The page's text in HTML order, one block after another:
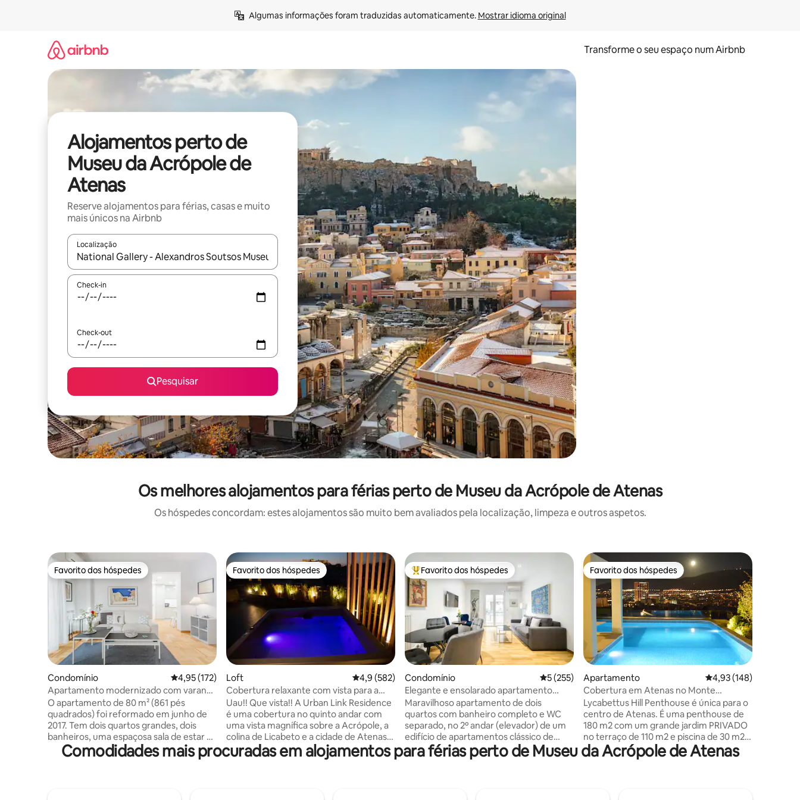
Algumas informações foram traduzidas automaticamente. Mostrar idioma original
Transforme o seu espaço num Airbnb
Alojamentos perto de
Museu da Acrópole de
Atenas
Reserve alojamentos para férias, casas e muito
mais únicos na Airbnb
Localização
Quando os resultados estiverem disponíveis, navegue com as teclas de seta para cima e para baixo ou explore com gestos de toque ou deslize.
Check-in
Check-out
Pesquisar
Os melhores alojamentos para férias perto de Museu da Acrópole de Atenas
Os hóspedes concordam: estes alojamentos são muito bem avaliados pela localização, limpeza e outros aspetos.
Favorito dos hóspedes
Favorito dos hóspedes
Condomínio Classificação média de 4,95 em 5 estrelas, 172avaliações
4,95 (172)
Apartamento modernizado com varanda
privativa
O apartamento de 80 m² (861 pés
quadrados) foi reformado em junho de
2017. Tem dois quartos grandes, dois
banheiros, uma espaçosa sala de estar e
um banheiro maior do que a média. A
cozinha está equipada com todos os
Favorito dos hóspedes
Favorito dos hóspedes
Loft Classificação média de 4,9 em 5 estrelas, 582avaliações
4,9 (582)
Cobertura relaxante com vista para a
Acrópole e jacuzzi
Uau!! Que vista!! A Urban Link Residence
é uma cobertura no quinto andar com
uma vista magnífica sobre a Acrópole, a
colina de Licabeto e a cidade de Atenas.
Um espaço verdadeiramente único em
uma localização perfeita com um design
Favoritos dos hóspedes mais apreciados
Favorito dos hóspedes
Condomínio Classificação média de 5 em 5 estrelas, 255avaliações
5 (255)
Elegante e ensolarado apartamento
novo de 2 quartos no centro de Atenas
Maravilhoso apartamento de dois
quartos com banheiro completo e WC
separado, no 2º andar (elevador) de um
edifício de apartamentos clássico de
Atenas. No elegante Pagrati, uma
caminhada confortável do centro e das
Favorito dos hóspedes
Favorito dos hóspedes
Apartamento Classificação média
4,93 (148)
Cobertura em Atenas no Monte
Licabeto com piscina no terraço
Lycabettus Hill Penthouse é única para o
centro de Atenas. É uma penthouse de
180 m2 com um grande jardim PRIVADO
no terraço de 110 m2 e piscina de 30 m2,
ligada internamente à penthouse. A
penthouse está em perfeitas condições
Comodidades mais procuradas em alojamentos para férias perto de Museu da Acrópole de Atenas